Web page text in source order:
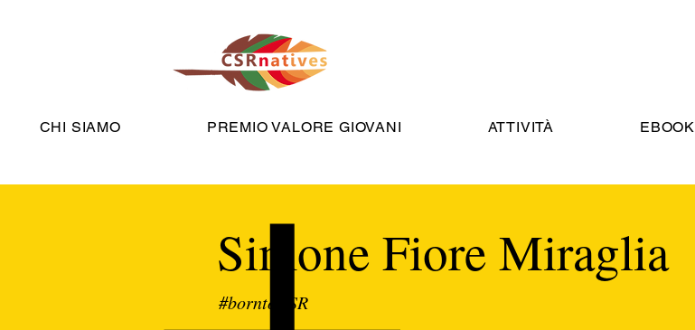
CHI SIAMO PREMIO VALORE GIOVANI ATTIVITÀ EBOOK
Simone Fiore Miraglia
#borntoCSR